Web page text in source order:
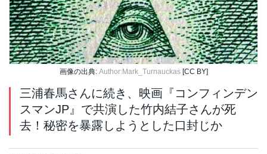
画像の出典: Author:Mark_Turnauckas[CC BY]
三浦春馬さんに続き、映画『コンフィンデン
スマンJP』で共演した竹内結子さんが死
去！秘密を暴露しようとした口封じか